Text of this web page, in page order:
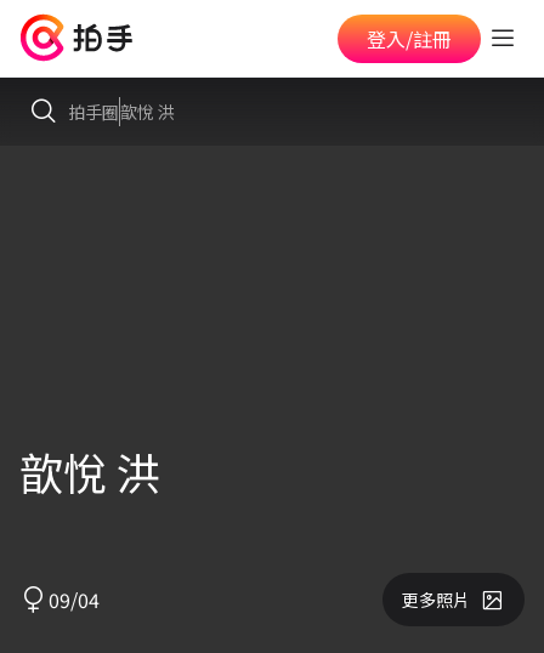
登入/註冊
拍手圈歆悅 洪
歆悅 洪
09/04 更多照片